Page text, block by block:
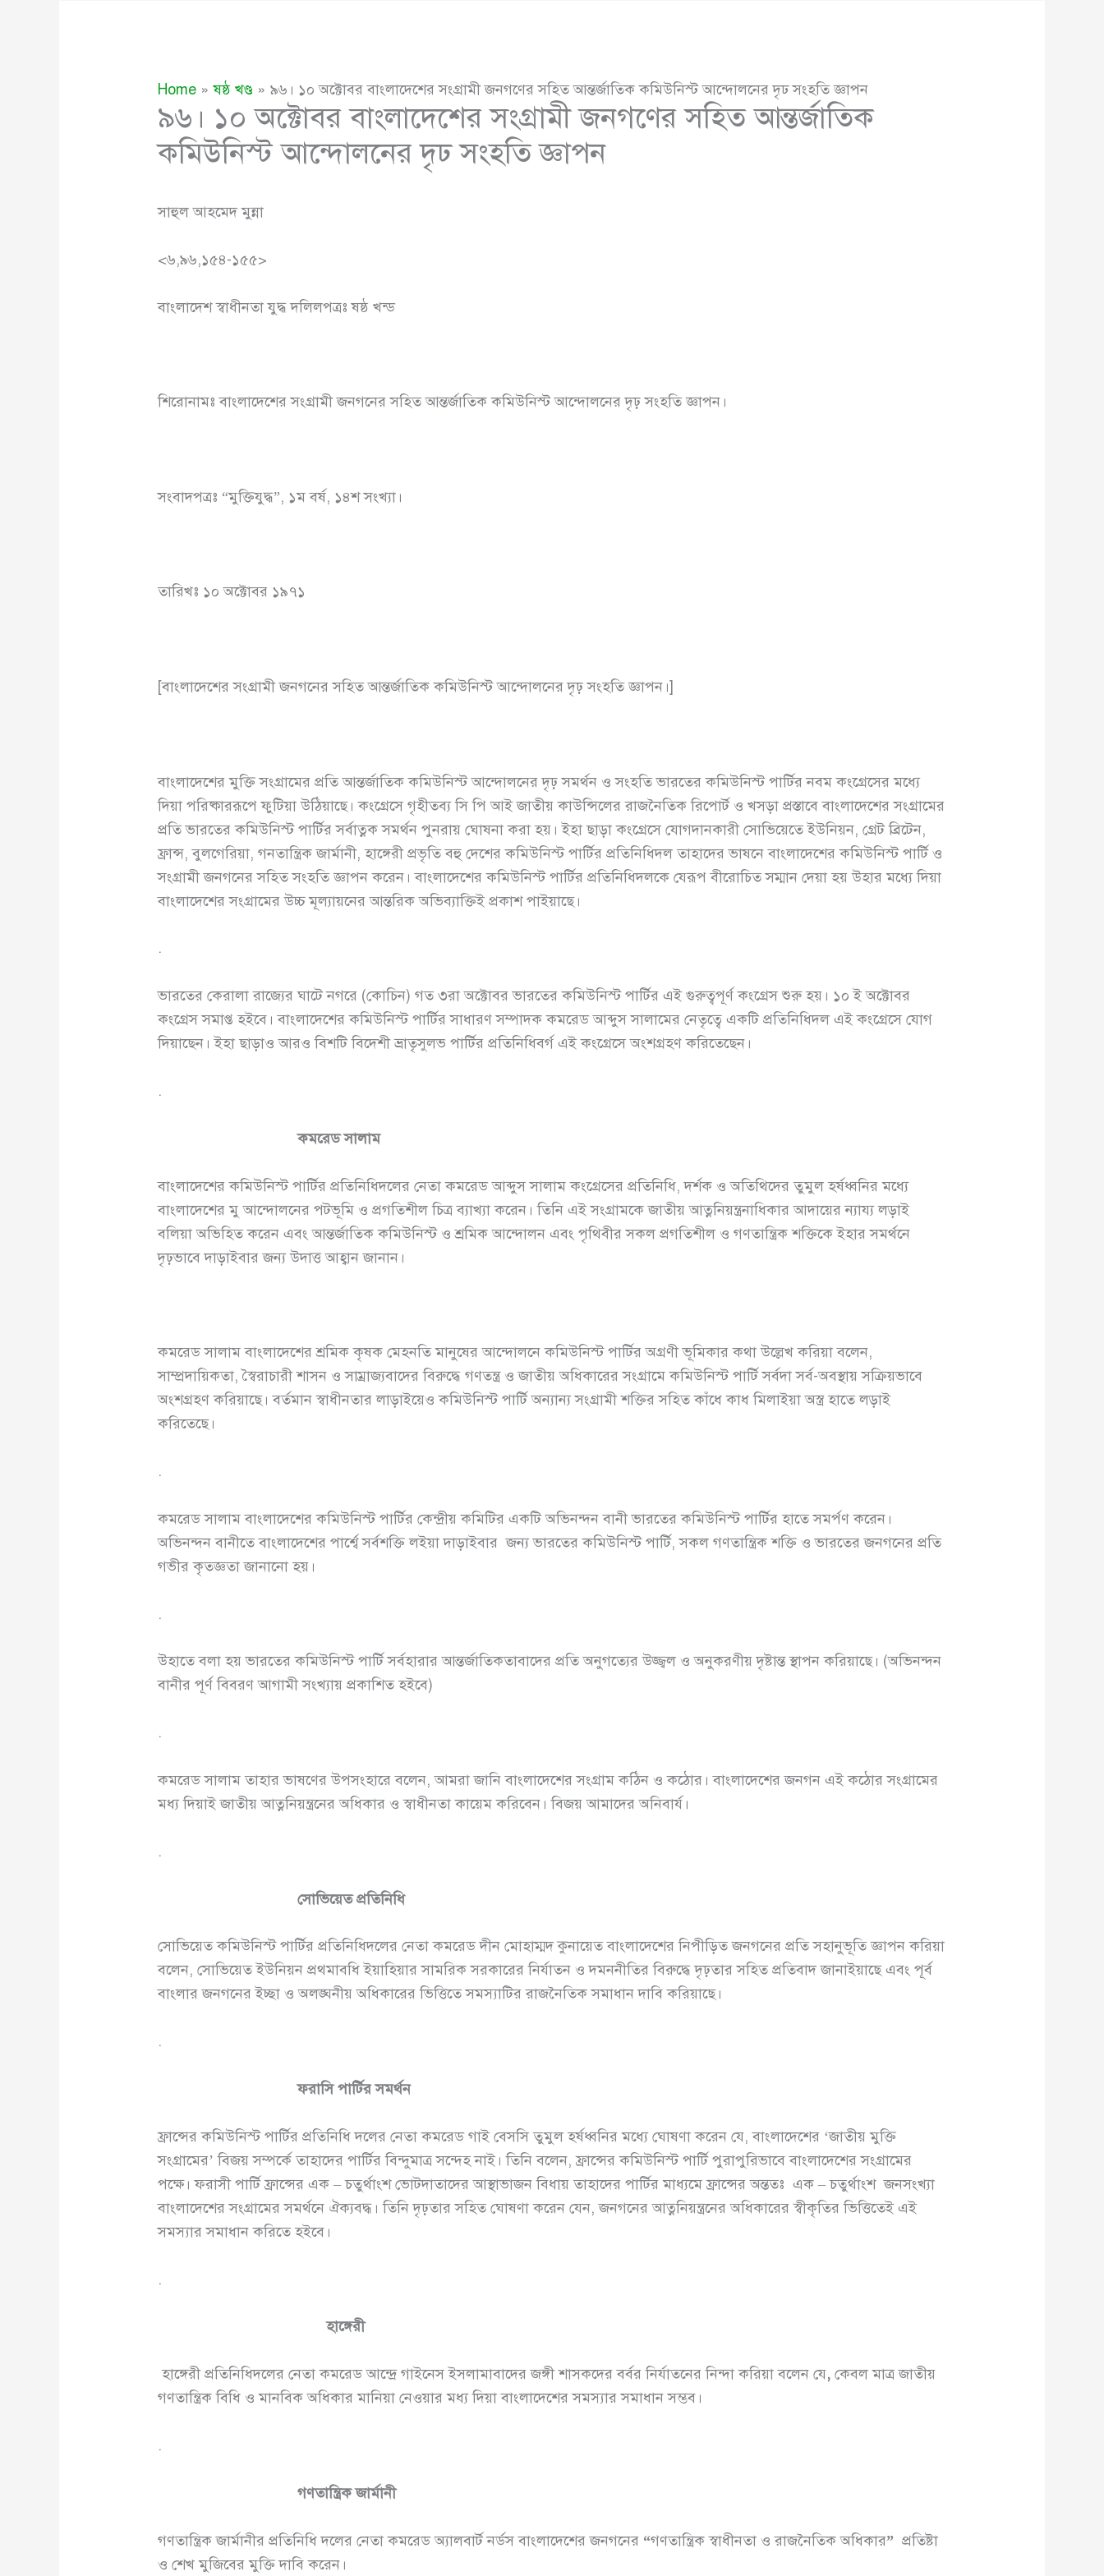
Home ষষ্ঠ খণ্ড ৯৬। ১০ অক্টোবর বাংলাদেশের সংগ্রামী জনগণের সহিত আন্তর্জাতিক কমিউনিস্ট আন্দোলনের দৃঢ সংহতি জ্ঞাপন
৯৬। ১০ অক্টোবর বাংলাদেশের সংগ্রামী জনগণের সহিত আন্তর্জাতিক
কমিউনিস্ট আন্দোলনের দৃঢ সংহতি জ্ঞাপন
সাহুল আহমেদ মুন্না
<৬,৯৬,১৫৪-১৫৫>
বাংলাদেশ স্বাধীনতা যুদ্ধ দলিলপত্রঃ ষষ্ঠ খন্ড
শিরোনামঃ বাংলাদেশের সংগ্রামী জনগনের সহিত আন্তর্জাতিক কমিউনিস্ট আন্দোলনের দৃঢ় সংহতি জ্ঞাপন।
সংবাদপত্রঃ “মুক্তিযুদ্ধ”, ১ম বর্ষ, ১৪শ সংখ্যা।
তারিখঃ ১০ অক্টোবর ১৯৭১
[বাংলাদেশের সংগ্রামী জনগনের সহিত আন্তর্জাতিক কমিউনিস্ট আন্দোলনের দৃঢ় সংহতি জ্ঞাপন।]
বাংলাদেশের মুক্তি সংগ্রামের প্রতি আন্তর্জাতিক কমিউনিস্ট আন্দোলনের দৃঢ় সমর্থন ও সংহতি ভারতের কমিউনিস্ট পার্টির নবম কংগ্রেসের মধ্যে
দিয়া পরিষ্কাররূপে ফুটিয়া উঠিয়াছে। কংগ্রেসে গৃহীতব্য সি পি আই জাতীয় কাউন্সিলের রাজনৈতিক রিপোর্ট ও খসড়া প্রস্তাবে বাংলাদেশের সংগ্রামের
প্রতি ভারতের কমিউনিস্ট পার্টির সর্বাত্নক সমর্থন পুনরায় ঘোষনা করা হয়। ইহা ছাড়া কংগ্রেসে যোগদানকারী সোভিয়েতে ইউনিয়ন, গ্রেট ব্রিটেন,
ফ্রান্স, বুলগেরিয়া, গনতান্ত্রিক জার্মানী, হাঙ্গেরী প্রভৃতি বহু দেশের কমিউনিস্ট পার্টির প্রতিনিধিদল তাহাদের ভাষনে বাংলাদেশের কমিউনিস্ট পার্টি ও
সংগ্রামী জনগনের সহিত সংহতি জ্ঞাপন করেন। বাংলাদেশের কমিউনিস্ট পার্টির প্রতিনিধিদলকে যেরূপ বীরোচিত সম্মান দেয়া হয় উহার মধ্যে দিয়া
বাংলাদেশের সংগ্রামের উচ্চ মূল্যায়নের আন্তরিক অভিব্যাক্তিই প্রকাশ পাইয়াছে।
.
ভারতের কেরালা রাজ্যের ঘাটে নগরে (কোচিন) গত ৩রা অক্টোবর ভারতের কমিউনিস্ট পার্টির এই গুরুত্বপূর্ণ কংগ্রেস শুরু হয়। ১০ ই অক্টোবর
কংগ্রেস সমাপ্ত হইবে। বাংলাদেশের কমিউনিস্ট পার্টির সাধারণ সম্পাদক কমরেড আব্দুস সালামের নেতৃত্বে একটি প্রতিনিধিদল এই কংগ্রেসে যোগ
দিয়াছেন। ইহা ছাড়াও আরও বিশটি বিদেশী ভ্রাতৃসুলভ পার্টির প্রতিনিধিবর্গ এই কংগ্রেসে অংশগ্রহণ করিতেছেন।
.
কমরেড সালাম
বাংলাদেশের কমিউনিস্ট পার্টির প্রতিনিধিদলের নেতা কমরেড আব্দুস সালাম কংগ্রেসের প্রতিনিধি, দর্শক ও অতিথিদের তুমুল হর্ষধ্বনির মধ্যে
বাংলাদেশের মু আন্দোলনের পটভূমি ও প্রগতিশীল চিত্র ব্যাখ্যা করেন। তিনি এই সংগ্রামকে জাতীয় আত্ননিয়ন্ত্রনাধিকার আদায়ের ন্যায্য লড়াই
বলিয়া অভিহিত করেন এবং আন্তর্জাতিক কমিউনিস্ট ও শ্রমিক আন্দোলন এবং পৃথিবীর সকল প্রগতিশীল ও গণতান্ত্রিক শক্তিকে ইহার সমর্থনে
দৃঢ়ভাবে দাড়াইবার জন্য উদাত্ত আহ্বান জানান।
কমরেড সালাম বাংলাদেশের শ্রমিক কৃষক মেহনতি মানুষের আন্দোলনে কমিউনিস্ট পার্টির অগ্রণী ভূমিকার কথা উল্লেখ করিয়া বলেন,
সাম্প্রদায়িকতা, স্বৈরাচারী শাসন ও সাম্রাজ্যবাদের বিরুদ্ধে গণতন্ত্র ও জাতীয় অধিকারের সংগ্রামে কমিউনিস্ট পার্টি সর্বদা সর্ব-অবস্থায় সক্রিয়ভাবে
অংশগ্রহণ করিয়াছে। বর্তমান স্বাধীনতার লাড়াইয়েও কমিউনিস্ট পার্টি অন্যান্য সংগ্রামী শক্তির সহিত কাঁধে কাধ মিলাইয়া অস্ত্র হাতে লড়াই
করিতেছে।
.
কমরেড সালাম বাংলাদেশের কমিউনিস্ট পার্টির কেন্দ্রীয় কমিটির একটি অভিনন্দন বানী ভারতের কমিউনিস্ট পার্টির হাতে সমর্পণ করেন।
অভিনন্দন বানীতে বাংলাদেশের পার্শ্বে সর্বশক্তি লইয়া দাড়াইবার জন্য ভারতের কমিউনিস্ট পার্টি, সকল গণতান্ত্রিক শক্তি ও ভারতের জনগনের প্রতি
গভীর কৃতজ্ঞতা জানানো হয়।
.
উহাতে বলা হয় ভারতের কমিউনিস্ট পার্টি সর্বহারার আন্তর্জাতিকতাবাদের প্রতি অনুগত্যের উজ্জ্বল ও অনুকরণীয় দৃষ্টান্ত স্থাপন করিয়াছে। (অভিনন্দন
বানীর পূর্ণ বিবরণ আগামী সংখ্যায় প্রকাশিত হইবে)
.
কমরেড সালাম তাহার ভাষণের উপসংহারে বলেন, আমরা জানি বাংলাদেশের সংগ্রাম কঠিন ও কঠোর। বাংলাদেশের জনগন এই কঠোর সংগ্রামের
মধ্য দিয়াই জাতীয় আত্ননিয়ন্ত্রনের অধিকার ও স্বাধীনতা কায়েম করিবেন। বিজয় আমাদের অনিবার্য।
.
সোভিয়েত প্রতিনিধি
সোভিয়েত কমিউনিস্ট পার্টির প্রতিনিধিদলের নেতা কমরেড দীন মোহাম্মদ কুনায়েত বাংলাদেশের নিপীড়িত জনগনের প্রতি সহানুভূতি জ্ঞাপন করিয়া
বলেন, সোভিয়েত ইউনিয়ন প্রথমাবধি ইয়াহিয়ার সামরিক সরকারের নির্যাতন ও দমননীতির বিরুদ্ধে দৃঢ়তার সহিত প্রতিবাদ জানাইয়াছে এবং পূর্ব
বাংলার জনগনের ইচ্ছা ও অলঙ্ঘনীয় অধিকারের ভিত্তিতে সমস্যাটির রাজনৈতিক সমাধান দাবি করিয়াছে।
.
ফরাসি পার্টির সমর্থন
ফ্রান্সের কমিউনিস্ট পার্টির প্রতিনিধি দলের নেতা কমরেড গাই বেসসি তুমুল হর্ষধ্বনির মধ্যে ঘোষণা করেন যে, বাংলাদেশের ‘জাতীয় মুক্তি
সংগ্রামের’ বিজয় সম্পর্কে তাহাদের পার্টির বিন্দুমাত্র সন্দেহ নাই। তিনি বলেন, ফ্রান্সের কমিউনিস্ট পার্টি পুরাপুরিভাবে বাংলাদেশের সংগ্রামের
পক্ষে। ফরাসী পার্টি ফ্রান্সের এক – চতুর্থাংশ ভোটদাতাদের আস্থাভাজন বিধায় তাহাদের পার্টির মাধ্যমে ফ্রান্সের অন্ততঃ এক – চতুর্থাংশ জনসংখ্যা
বাংলাদেশের সংগ্রামের সমর্থনে ঐক্যবদ্ধ। তিনি দৃঢ়তার সহিত ঘোষণা করেন যেন, জনগনের আত্ননিয়ন্ত্রনের অধিকারের স্বীকৃতির ভিত্তিতেই এই
সমস্যার সমাধান করিতে হইবে।
.
হাঙ্গেরী
হাঙ্গেরী প্রতিনিধিদলের নেতা কমরেড আন্দ্রে গাইনেস ইসলামাবাদের জঙ্গী শাসকদের বর্বর নির্যাতনের নিন্দা করিয়া বলেন যে,কেবল মাত্র জাতীয়
গণতান্ত্রিক বিধি ও মানবিক অধিকার মানিয়া নেওয়ার মধ্য দিয়া বাংলাদেশের সমস্যার সমাধান সম্ভব।
.
গণতান্ত্রিক জার্মানী
গণতান্ত্রিক জার্মানীর প্রতিনিধি দলের নেতা কমরেড অ্যালবার্ট নর্ডস বাংলাদেশের জনগনের “গণতান্ত্রিক স্বাধীনতা ও রাজনৈতিক অধিকার” প্রতিষ্টা
ও শেখ মুজিবের মুক্তি দাবি করেন।